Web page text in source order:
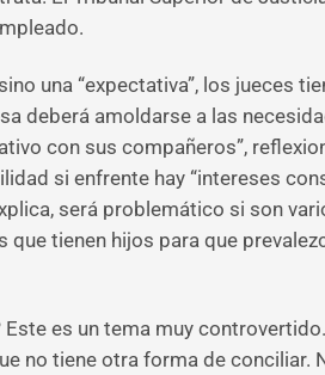
una “expectativa”, los jueces
deberá amoldarse a las
con sus compañeros”,
si enfrente hay “intereses
será problemático si son
tienen hijos para que
es un tema muy
no tiene otra forma de conciliar.